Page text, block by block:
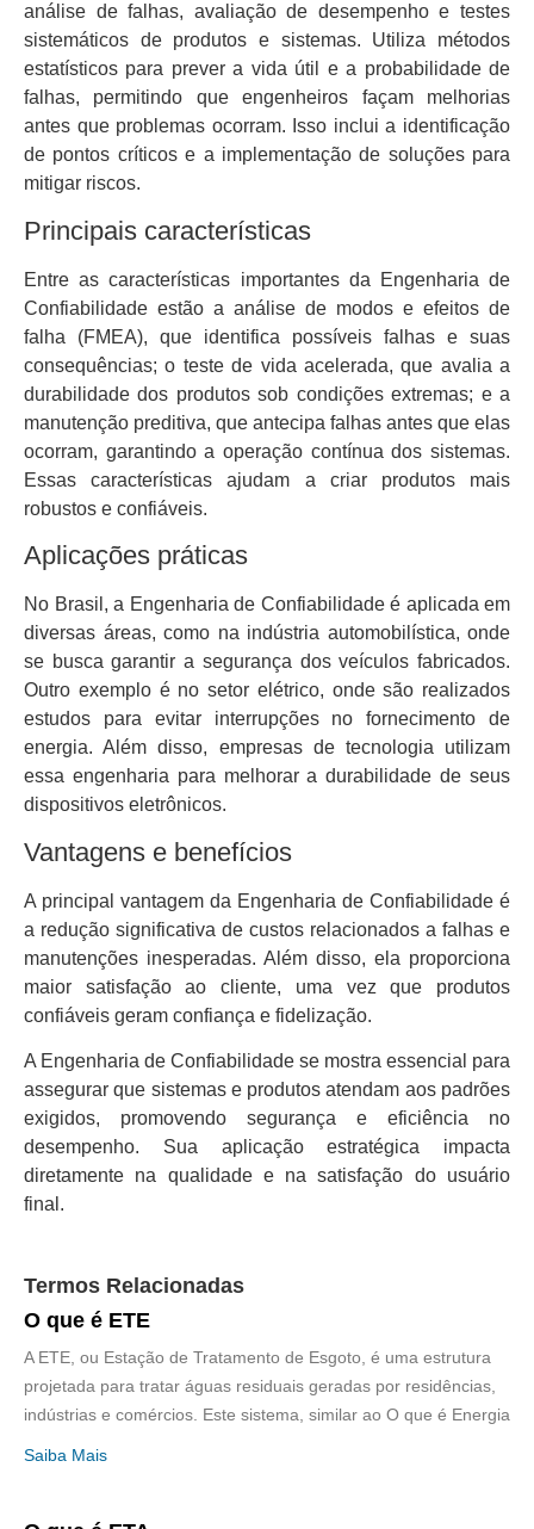
análise de falhas, avaliação de desempenho e testes
sistemáticos de produtos e sistemas. Utiliza métodos
estatísticos para prever a vida útil e a probabilidade de
falhas, permitindo que engenheiros façam melhorias
antes que problemas ocorram. Isso inclui a identificação
de pontos críticos e a implementação de soluções para
mitigar riscos.
Principais características
Entre as características importantes da Engenharia de
Confiabilidade estão a análise de modos e efeitos de
falha (FMEA), que identifica possíveis falhas e suas
consequências; o teste de vida acelerada, que avalia a
durabilidade dos produtos sob condições extremas; e a
manutenção preditiva, que antecipa falhas antes que elas
ocorram, garantindo a operação contínua dos sistemas.
Essas características ajudam a criar produtos mais
robustos e confiáveis.
Aplicações práticas
No Brasil, a Engenharia de Confiabilidade é aplicada em
diversas áreas, como na indústria automobilística, onde
se busca garantir a segurança dos veículos fabricados.
Outro exemplo é no setor elétrico, onde são realizados
estudos para evitar interrupções no fornecimento de
energia. Além disso, empresas de tecnologia utilizam
essa engenharia para melhorar a durabilidade de seus
dispositivos eletrônicos.
Vantagens e benefícios
A principal vantagem da Engenharia de Confiabilidade é
a redução significativa de custos relacionados a falhas e
manutenções inesperadas. Além disso, ela proporciona
maior satisfação ao cliente, uma vez que produtos
confiáveis geram confiança e fidelização.
A Engenharia de Confiabilidade se mostra essencial para
assegurar que sistemas e produtos atendam aos padrões
exigidos, promovendo segurança e eficiência no
desempenho. Sua aplicação estratégica impacta
diretamente na qualidade e na satisfação do usuário
final.
Termos Relacionadas
O que é ETE
A ETE, ou Estação de Tratamento de Esgoto, é uma estrutura
projetada para tratar águas residuais geradas por residências,
indústrias e comércios. Este sistema, similar ao O que é Energia
Saiba Mais